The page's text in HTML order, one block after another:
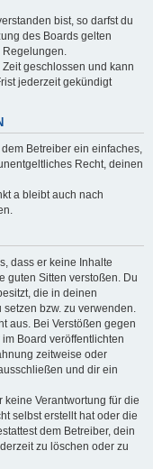
bist, so darfst du
des Boards gelten
Regelungen.
geschlossen und kann
jederzeit gekündigt
Betreiber ein einfaches,
Recht, deinen
a bleibt auch nach
dass er keine Inhalte
guten Sitten verstoßen. Du
die in deinen
bzw. zu verwenden.
aus. Bei Verstößen gegen
Board veröffentlichten
zeitweise oder
und dir ein
keine Verantwortung für die
selbst erstellt hat oder die
dem Betreiber, dein
zu löschen oder zu